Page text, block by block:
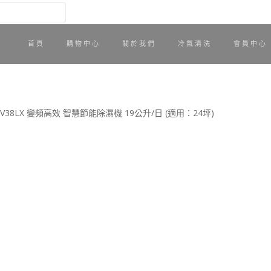
首頁 購物中心 關於我們 冷氣清洗 會員中心
變頻高效 智慧節能除濕機 19公升/日 (適用：24坪)